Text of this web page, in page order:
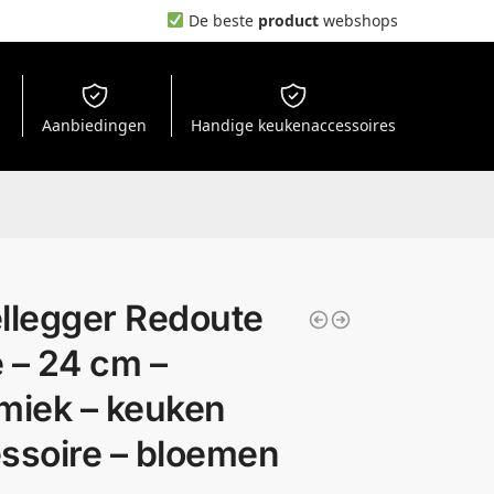
De beste product webshops
Aanbiedingen Handige keukenaccessoires
Redoute
– 24 cm –
– keuken
– bloemen